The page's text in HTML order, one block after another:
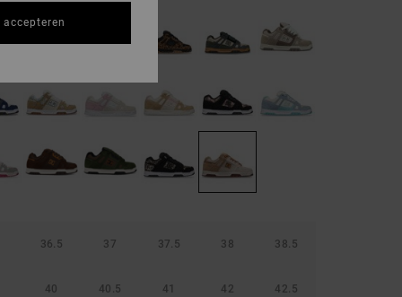
36.5 37 37.5 38 38.5
40 40.5 41 42 42.5
accepteren